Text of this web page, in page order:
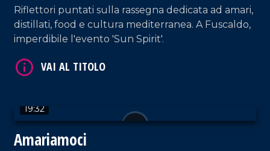
Riflettori puntati sulla rassegna dedicata ad amari,
distillati, food e cultura mediterranea. A Fuscaldo,
imperdibile l'evento 'Sun Spirit'.
19:32
Amariamoci